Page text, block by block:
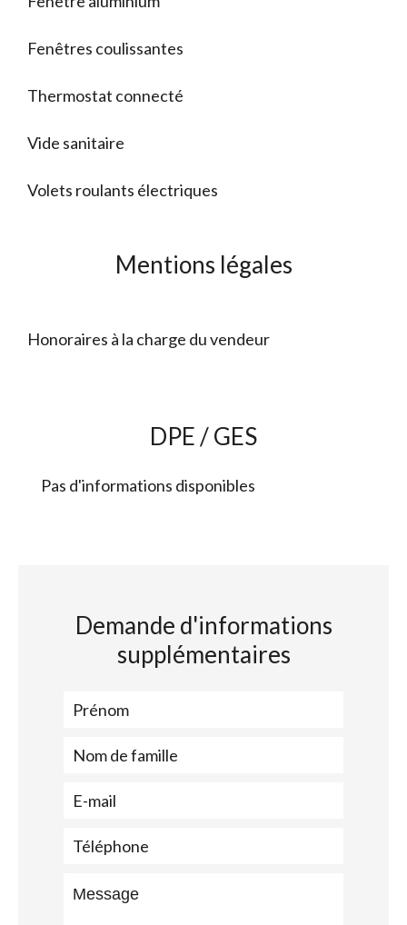
Fenêtres coulissantes
Thermostat connecté
Vide sanitaire
Volets roulants électriques
Mentions légales
Honoraires à la charge du vendeur
DPE / GES
Pas d'informations disponibles
Demande d'informations
supplémentaires